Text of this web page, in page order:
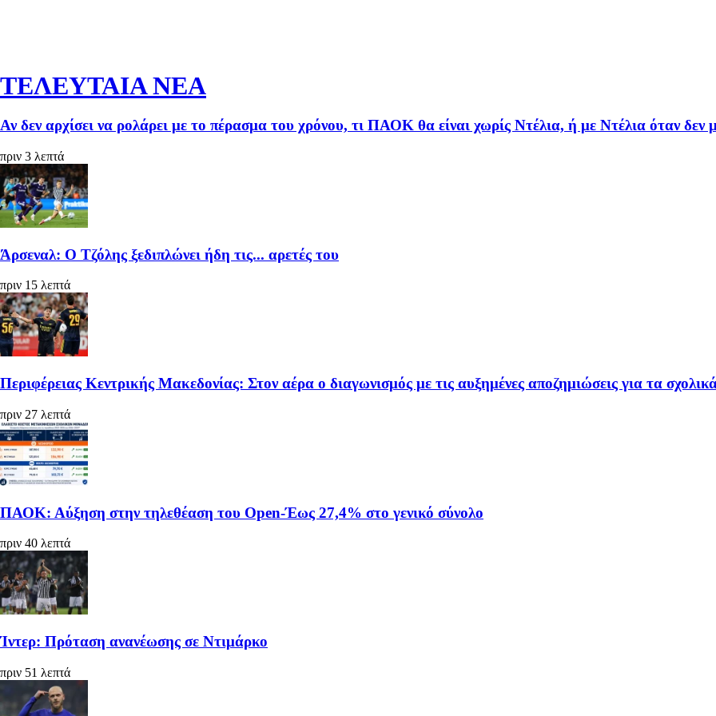
ΤΕΛΕΥΤΑΙΑ ΝΕΑ
Αν δεν αρχίσει να ρολάρει με το πέρασμα του χρόνου, τι ΠΑΟΚ θα είναι χωρίς Ντέλια, ή με Ντέλια όταν δεν
πριν 3 λεπτά
Άρσεναλ: Ο Τζόλης ξεδιπλώνει ήδη τις... αρετές του
πριν 15 λεπτά
Περιφέρειας Κεντρικής Μακεδονίας: Στον αέρα ο διαγωνισμός με τις αυξημένες αποζημιώσεις για τα
πριν 27 λεπτά
ΠΑΟΚ: Αύξηση στην τηλεθέαση του Open-Έως 27,4% στο γενικό σύνολο
πριν 40 λεπτά
Ίντερ: Πρόταση ανανέωσης σε Ντιμάρκο
πριν 51 λεπτά